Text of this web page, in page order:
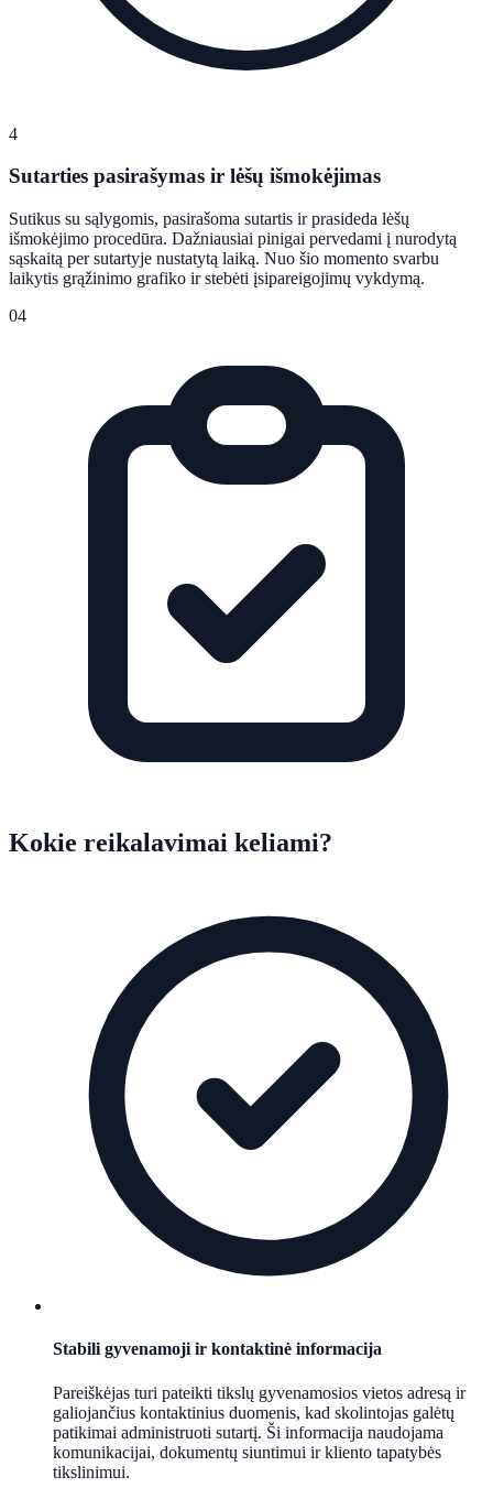
4
Sutarties pasirašymas ir lėšų išmokėjimas
Sutikus su sąlygomis, pasirašoma sutartis ir prasideda lėšų
išmokėjimo procedūra. Dažniausiai pinigai pervedami į nurodytą
sąskaitą per sutartyje nustatytą laiką. Nuo šio momento svarbu
laikytis grąžinimo grafiko ir stebėti įsipareigojimų vykdymą.
04
Kokie reikalavimai keliami?
Stabili gyvenamoji ir kontaktinė informacija
Pareiškėjas turi pateikti tikslų gyvenamosios vietos adresą ir
galiojančius kontaktinius duomenis, kad skolintojas galėtų
patikimai administruoti sutartį. Ši informacija naudojama
komunikacijai, dokumentų siuntimui ir kliento tapatybės
tikslinimui.